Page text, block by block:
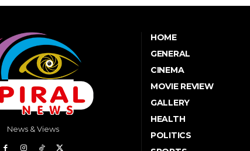
News & Views
HOME
GENERAL
CINEMA
MOVIE REVIEW
GALLERY
HEALTH
POLITICS